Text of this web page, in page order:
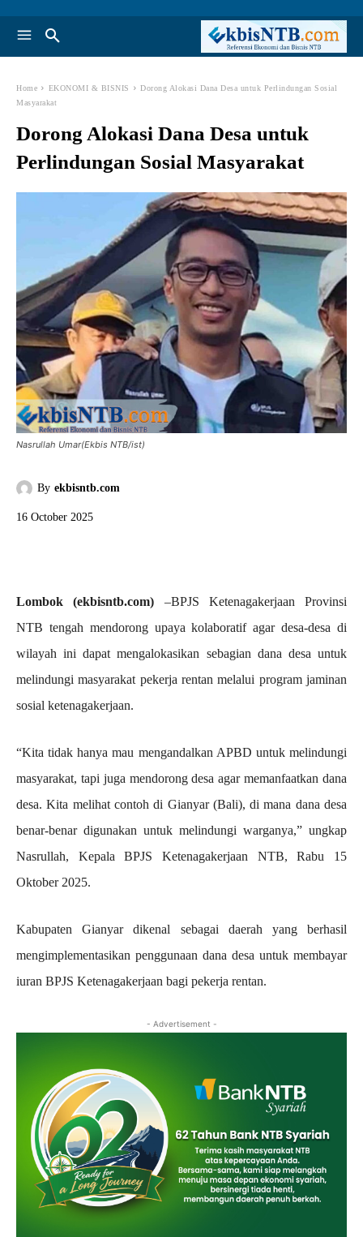
Home EKONOMI & BISNIS
Dorong Alokasi Dana Desa untuk Perlindungan Sosial
Masyarakat
Dorong Alokasi Dana Desa untuk
Perlindungan Sosial Masyarakat
Nasrullah Umar(Ekbis NTB/ist)
By ekbisntb.com
16 October 2025
Lombok (ekbisntb.com) –BPJS Ketenagakerjaan Provinsi
NTB tengah mendorong upaya kolaboratif agar desa-desa di
wilayah ini dapat mengalokasikan sebagian dana desa untuk
melindungi masyarakat pekerja rentan melalui program jaminan
sosial ketenagakerjaan.
“Kita tidak hanya mau mengandalkan APBD untuk melindungi
masyarakat, tapi juga mendorong desa agar memanfaatkan dana
desa. Kita melihat contoh di Gianyar (Bali), di mana dana desa
benar-benar digunakan untuk melindungi warganya,” ungkap
Nasrullah, Kepala BPJS Ketenagakerjaan NTB, Rabu 15
Oktober 2025.
Kabupaten Gianyar dikenal sebagai daerah yang berhasil
mengimplementasikan penggunaan dana desa untuk membayar
iuran BPJS Ketenagakerjaan bagi pekerja rentan.
- Advertisement -